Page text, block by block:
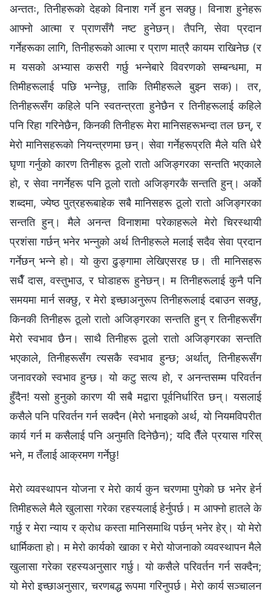
अन्ततः, तिनीहरूको देहको विनाश गर्ने हुन सक्छु। विनाश हुनेहरू
आफ्नो आत्मा र प्राणसँगै नष्‍ट हुनेछन्। तैपनि, सेवा प्रदान
गर्नेहरूका लागि, तिनीहरूको आत्मा र प्राण मात्रै कायम राखिनेछ (र
म यसको अभ्यास कसरी गर्छु भन्‍नेबारे विवरणको सम्बन्धमा, म
तिमीहरूलाई पछि भन्‍नेछु, ताकि तिमीहरूले बुझ्न सक)। तर,
तिनीहरूसँग कहिले पनि स्वतन्त्रता हुनेछैन र तिनीहरूलाई कहिले
पनि रिहा गरिनेछैन, किनकी तिनीहरू मेरा मानिसहरूभन्दा तल छन्, र
मेरो मानिसहरूको नियन्त्रणमा छन्। सेवा गर्नेहरूप्रति मैले यति धेरै
घृणा गर्नुको कारण तिनीहरू ठूलो रातो अजिङ्गरका सन्तति भएकाले
हो, र सेवा नगर्नेहरू पनि ठूलो रातो अजिङ्गरकै सन्तति हुन्। अर्को
शब्दमा, ज्येष्ठ पुत्रहरूबाहेक सबै मानिसहरू ठूलो रातो अजिङ्गरका
सन्तति हुन्। मैले अनन्त विनाशमा परेकाहरूले मेरो चिरस्थायी
प्रशंसा गर्छन् भनेर भन्नुको अर्थ तिनीहरूले मलाई सदैव सेवा प्रदान
गर्नेछन् भन्‍ने हो। यो कुरा ढुङ्गामा लेखिएसरह छ। ती मानिसहरू
सधैँ दास, वस्तुभाउ, र घोडाहरू हुनेछन्। म तिनीहरूलाई कुनै पनि
समयमा मार्न सक्छु, र मेरो इच्छाअनुरूप तिनीहरूलाई दबाउन सक्छु,
किनकी तिनीहरू ठूलो रातो अजिङ्गरका सन्तति हुन् र तिनीहरूसँग
मेरो स्वभाव छैन। साथै तिनीहरू ठूलो रातो अजिङ्गरका सन्तति
भएकाले, तिनीहरूसँग त्यसकै स्वभाव हुन्छ; अर्थात्, तिनीहरूसँग
जनावरको स्वभाव हुन्छ। यो कटु सत्य हो, र अनन्तसम्म परिवर्तन
हुँदैन! यसो हुनुको कारण यी सबै मद्वारा पूर्वनिर्धारित छन्। यसलाई
कसैले पनि परिवर्तन गर्न सक्दैन (मेरो भनाइको अर्थ, यो नियमविपरीत
कार्य गर्न म कसैलाई पनि अनुमति दिनेछैन); यदि तैँले प्रयास गरिस्
भने, म तँलाई आक्रमण गर्नेछु!
मेरो व्यवस्थापन योजना र मेरो कार्य कुन चरणमा पुगेको छ भनेर हेर्न
तिमीहरूले मैले खुलासा गरेका रहस्यलाई हेर्नुपर्छ। म आफ्नो हातले के
गर्छु र मेरा न्याय र क्रोध कस्ता मानिसमाथि पर्छन् भनेर हेर्। यो मेरो
धार्मिकता हो। म मेरो कार्यको खाका र मेरो योजनाको व्यवस्थापन मैले
खुलासा गरेका रहस्यअनुसार गर्छु। यो कसैले परिवर्तन गर्न सक्दैन;
यो मेरो इच्छाअनुसार, चरणबद्ध रूपमा गरिनुपर्छ। मेरो कार्य सञ्चालन